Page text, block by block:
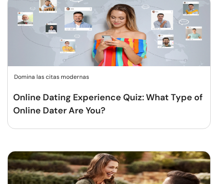
Domina las citas modernas
Online Dating Experience Quiz: What Type of
Online Dater Are You?